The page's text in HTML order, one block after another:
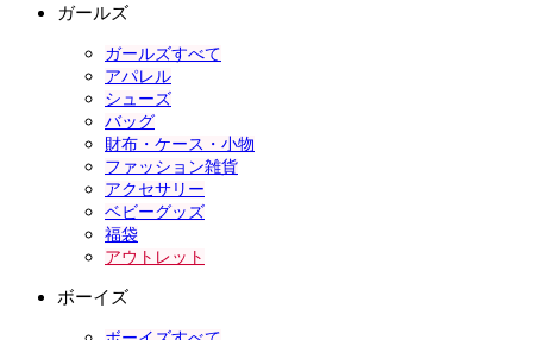
ガールズ
ガールズすべて
アパレル
シューズ
バッグ
財布・ケース・小物
ファッション雑貨
アクセサリー
ベビーグッズ
福袋
アウトレット
ボーイズ